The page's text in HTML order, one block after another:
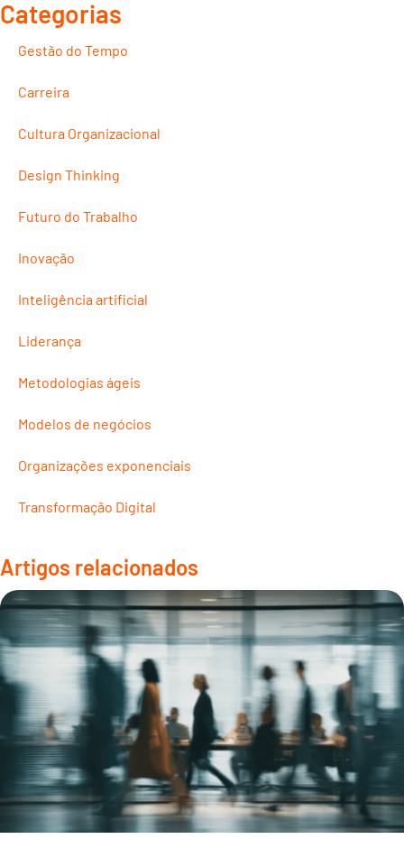
Categorias
Gestão do Tempo
Carreira
Cultura Organizacional
Design Thinking
Futuro do Trabalho
Inovação
Inteligência artificial
Liderança
Metodologias ágeis
Modelos de negócios
Organizações exponenciais
Transformação Digital
Artigos relacionados